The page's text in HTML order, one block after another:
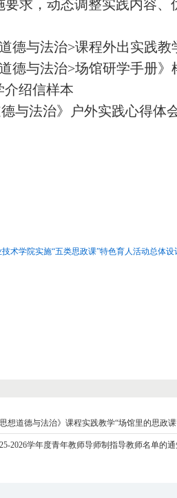
要求，动态调整实践内容
德与法治>课程外出实践教
德与法治>场馆研学手册》
介绍信样本
与法治》户外实践心得体
术学院实施“五类思政课”特色育人活动总体
想道德与法治》课程实践教学“场馆里的思政
2026学年度青年教师导师制指导教师名单的